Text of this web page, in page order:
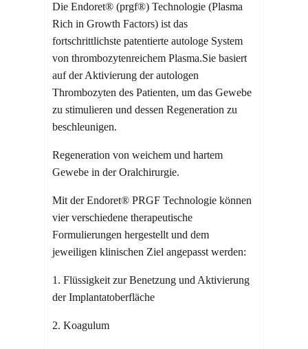
Die Endoret® (prgf®) Technologie (Plasma
Rich in Growth Factors) ist das
fortschrittlichste patentierte autologe System
von thrombozytenreichem Plasma.Sie basiert
auf der Aktivierung der autologen
Thrombozyten des Patienten, um das Gewebe
zu stimulieren und dessen Regeneration zu
beschleunigen.
Regeneration von weichem und hartem
Gewebe in der Oralchirurgie.
Mit der Endoret® PRGF Technologie können
vier verschiedene therapeutische
Formulierungen hergestellt und dem
jeweiligen klinischen Ziel angepasst werden:
1. Flüssigkeit zur Benetzung und Aktivierung
der Implantatoberfläche
2. Koagulum